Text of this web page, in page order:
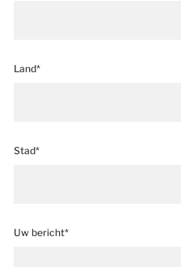
Land*
Stad*
Uw bericht*